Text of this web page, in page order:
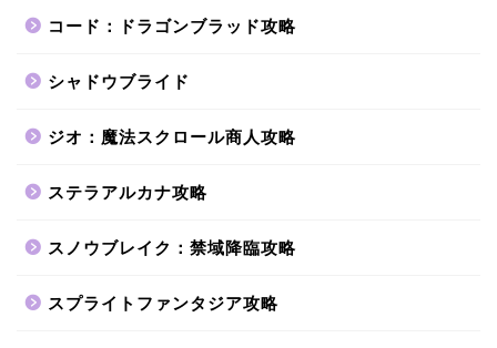
コード：ドラゴンブラッド攻略
シャドウブライド
ジオ：魔法スクロール商人攻略
ステラアルカナ攻略
スノウブレイク：禁域降臨攻略
スプライトファンタジア攻略